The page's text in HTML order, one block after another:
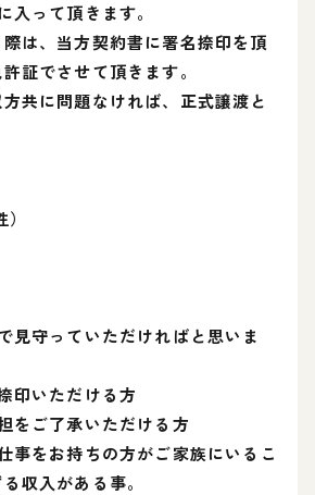
入って頂きます。
際は、当方契約書に署名捺印を頂
証でさせて頂きます。
共に問題なければ、正式譲渡と
見守っていただければと思いま
印いただける方
をご了承いただける方
事をお持ちの方がご家族にいるこ
収入がある事。